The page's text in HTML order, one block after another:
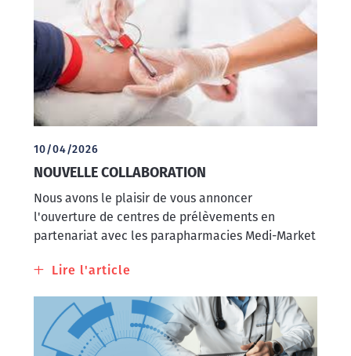
en
place
de
nouveaux
tubes
de
10/04/2026
NOUVELLE COLLABORATION
Nous avons le plaisir de vous annoncer
l'ouverture de centres de prélèvements en
partenariat avec les parapharmacies Medi-Market
Lire l'article
Nouvelle
collaboration